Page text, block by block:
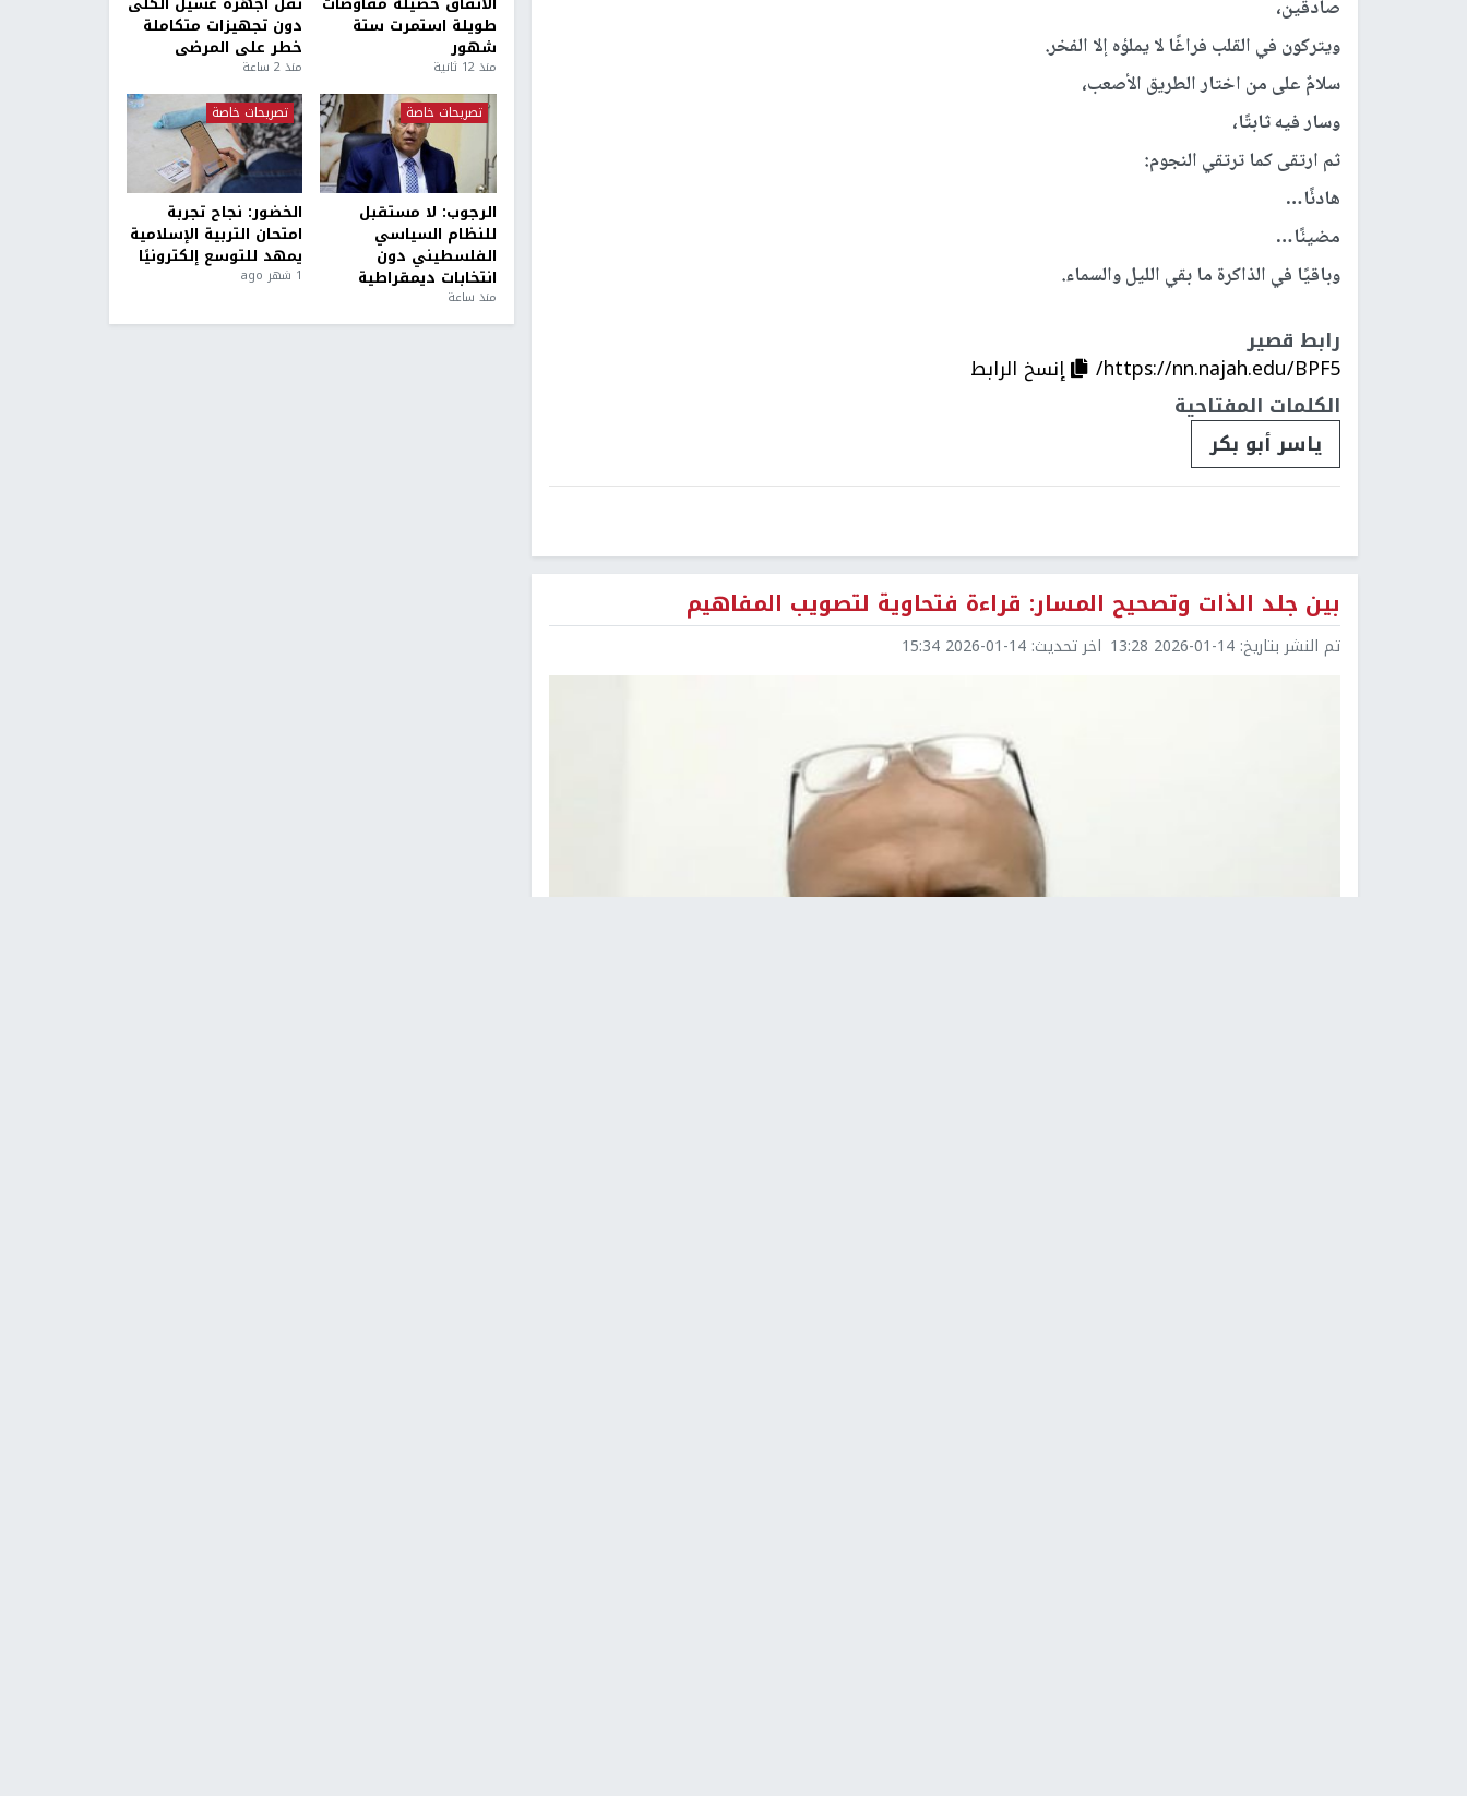
صادقين،
ويتركون في القلب فراغًا لا يملؤه إلا الفخر.
سلامٌ على من اختار الطريق الأصعب،
وسار فيه ثابتًا،
ثم ارتقى كما ترتقي النجوم:
هادئًا…
مضيئًا…
وباقيًا في الذاكرة ما بقي الليل والسماء.
رابط قصير
https://nn.najah.edu/BPF5/
إنسخ الرابط
الكلمات المفتاحية
ياسر أبو بكر
بين جلد الذات وتصحيح المسار: قراءة فتحاوية لتصويب المفاهيم
تم النشر بتاريخ: 2026-01-14 13:28 اخر تحديث: 2026-01-14 15:34
طويلة استمرت ستة
شهور
منذ 12 ثانية
دون تجهيزات متكاملة
خطر على المرضى
منذ 2 ساعة
تصريحات خاصة
الرجوب: لا مستقبل
للنظام السياسي
الفلسطيني دون
انتخابات ديمقراطية
منذ ساعة
تصريحات خاصة
الخضور: نجاح تجربة
امتحان التربية الإسلامية
يمهد للتوسع إلكترونيًا
1 شهر ago